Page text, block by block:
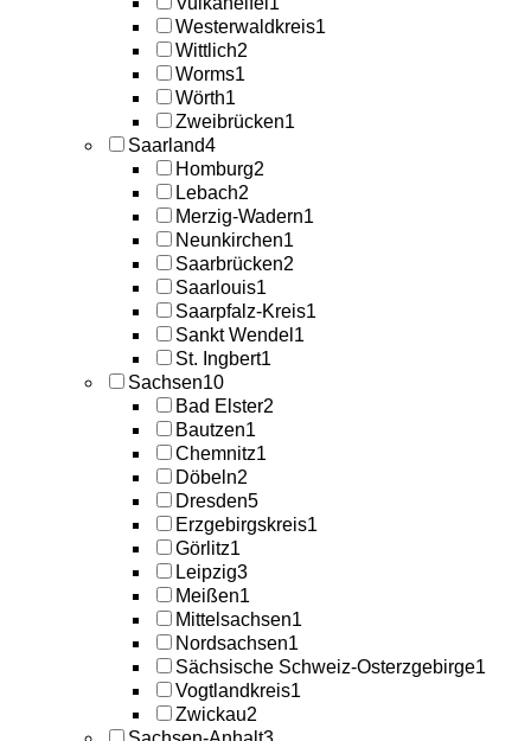
Westerwaldkreis1
Wittlich2
Worms1
Wörth1
Zweibrücken1
Saarland4
Homburg2
Lebach2
Merzig-Wadern1
Neunkirchen1
Saarbrücken2
Saarlouis1
Saarpfalz-Kreis1
Sankt Wendel 1
St. Ingbert1
Sachsen10
Bad Elster2
Bautzen1
Chemnitz1
Döbeln2
Dresden5
Erzgebirgskreis1
Görlitz1
Leipzig3
Meißen1
Mittelsachsen1
Nordsachsen1
Sächsische Schweiz-Osterzgebirge1
Vogtlandkreis1
Zwickau2